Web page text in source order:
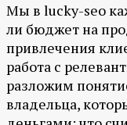
Мы в lucky-seo
ли бюджет на
привлечения
работа с
разложим
владельца,